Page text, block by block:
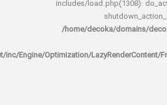
includes/
/home/decoka/
rocket/inc/Engine/Optimization/